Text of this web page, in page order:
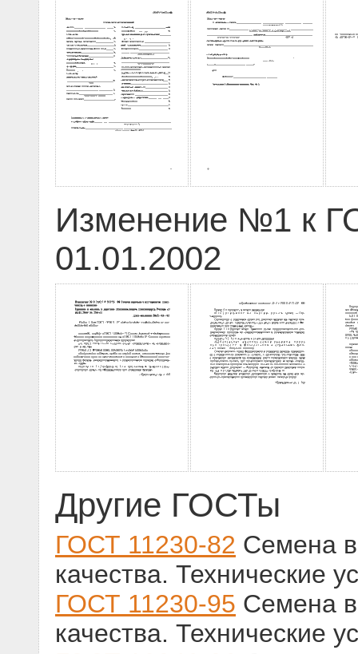
Изменение №1 к
01.01.2002
Другие ГОСТы
ГОСТ 11230-82 Семена
качества. Технические
ГОСТ 11230-95 Семена
качества. Технические